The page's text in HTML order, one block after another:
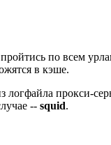
по всем
в кэше.
логфайла прокси-
-- squid.